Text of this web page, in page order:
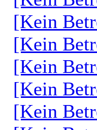
[Kein
[Kein
[Kein
[Kein
[Kein